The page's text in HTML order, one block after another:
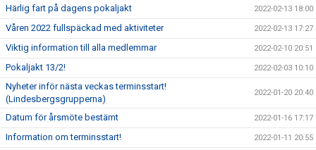
Härlig fart på dagens pokaljakt 2022-02-13 18:00
Våren 2022 fullspäckad med aktiviteter 2022-02-13 17:27
Viktig information till alla medlemmar 2022-02-10 20:51
Pokaljakt 13/2! 2022-02-03 10:10
Nyheter inför nästa veckas terminsstart!
(Lindesbergsgrupperna)
2022-01-20 20:40
Datum för årsmöte bestämt 2022-01-16 17:17
Information om terminsstart! 2022-01-11 20:55